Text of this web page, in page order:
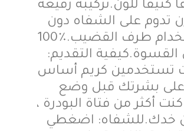
كثيفًا للون.تركيبة رفيعة
تدوم على الشفاه دون
طرف القضيب.
100٪
القسوة.كيفية التقديم:
تستخدمين كريم أساس
على بشرتك قبل وضع
كنت أكثر من فتاة البودرة ،
خدك.للشفاه: اضغطي